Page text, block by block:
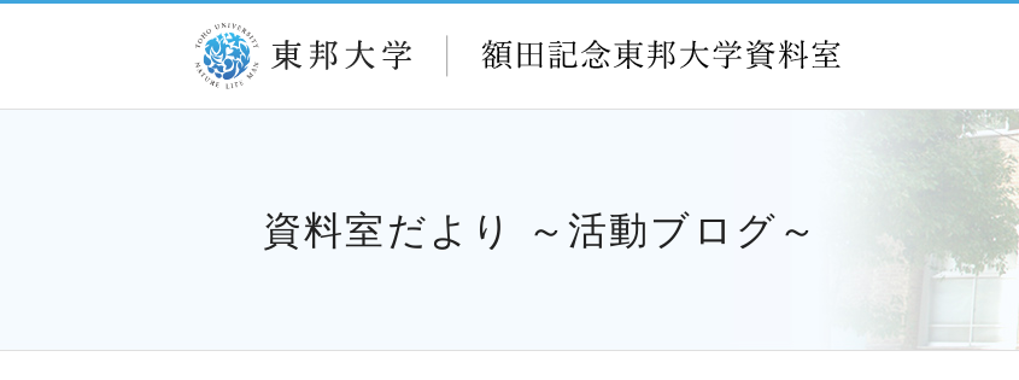
資料室だより ～活動ブログ～